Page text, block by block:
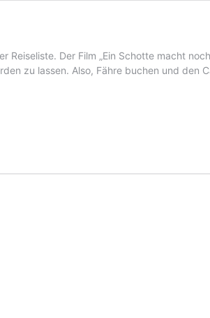
Der Film „Ein Schotte macht
zu lassen. Also, Fähre buchen und den